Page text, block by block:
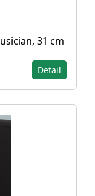
31 cm
Detail